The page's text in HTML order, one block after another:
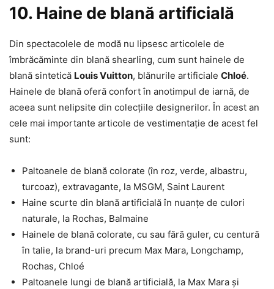
10. Haine de blană artificială
Din spectacolele de modă nu lipsesc articolele de
îmbrăcăminte din blană shearling, cum sunt hainele de
blană sintetică Louis Vuitton, blănurile artificiale Chloé.
Hainele de blană oferă confort în anotimpul de iarnă, de
aceea sunt nelipsite din colecțiile designerilor. În acest an
cele mai importante articole de vestimentație de acest fel
sunt:
Paltoanele de blană colorate (în roz, verde, albastru,
turcoaz), extravagante, la MSGM, Saint Laurent
Haine scurte din blană artificială în nuanțe de culori
naturale, la Rochas, Balmaine
Hainele de blană colorate, cu sau fără guler, cu centură
în talie, la brand-uri precum Max Mara, Longchamp,
Rochas, Chloé
Paltoanele lungi de blană artificială, la Max Mara și